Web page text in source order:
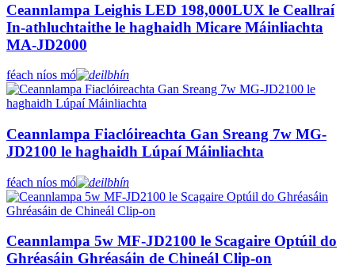
Ceannlampa Leighis LED 198,000LUX le Ceallraí
In-athluchtaithe le haghaidh Micare Máinliachta
MA-JD2000
féach níos mó
Ceannlampa Fiaclóireachta Gan Sreang 7w MG-
JD2100 le haghaidh Lúpaí Máinliachta
féach níos mó
Ceannlampa 5w MF-JD2100 le Scagaire Optúil do
Ghréasáin Ghréasáin de Chineál Clip-on